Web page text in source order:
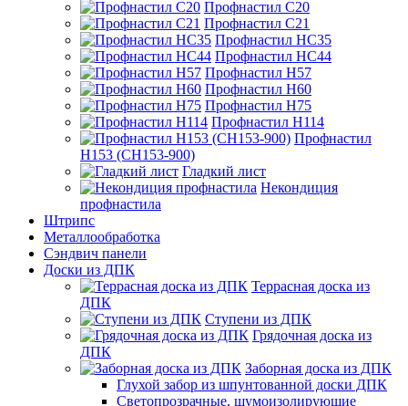
Профнастил С20
Профнастил С21
Профнастил НС35
Профнастил НС44
Профнастил Н57
Профнастил Н60
Профнастил Н75
Профнастил Н114
Профнастил
Н153 (СН153-900)
Гладкий лист
Некондиция
профнастила
Штрипс
Металлообработка
Сэндвич панели
Доски из ДПК
Террасная доска из
ДПК
Ступени из ДПК
Грядочная доска из
ДПК
Заборная доска из ДПК
Глухой забор из шпунтованной доски ДПК
Светопрозрачные, шумоизолирующие